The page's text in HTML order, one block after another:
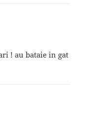
! au bataie in gat